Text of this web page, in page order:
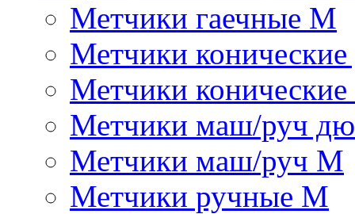
Метчики гаечные М
Метчики
Метчики
Метчики маш/руч
Метчики маш/руч М
Метчики ручные М